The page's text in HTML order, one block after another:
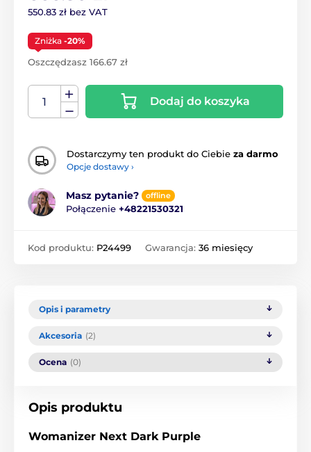
550.83 zł bez VAT
Zniżka -20%
Oszczędzasz 166.67 zł
Dodaj do koszyka
Dostarczymy ten produkt do Ciebie za darmo
Opcje dostawy ›
Masz pytanie? offline
Połączenie +48221530321
Kod produktu: P24499 Gwarancja: 36 miesięcy
Opis i parametry
Akcesoria (2)
Ocena (0)
Opis produktu
Womanizer Next Dark Purple